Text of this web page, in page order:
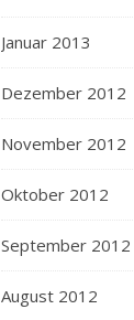
Januar 2013
Dezember 2012
November 2012
Oktober 2012
September 2012
August 2012